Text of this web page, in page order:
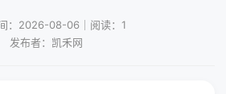
：2026-08-06｜阅读：1
发布者：凯禾网